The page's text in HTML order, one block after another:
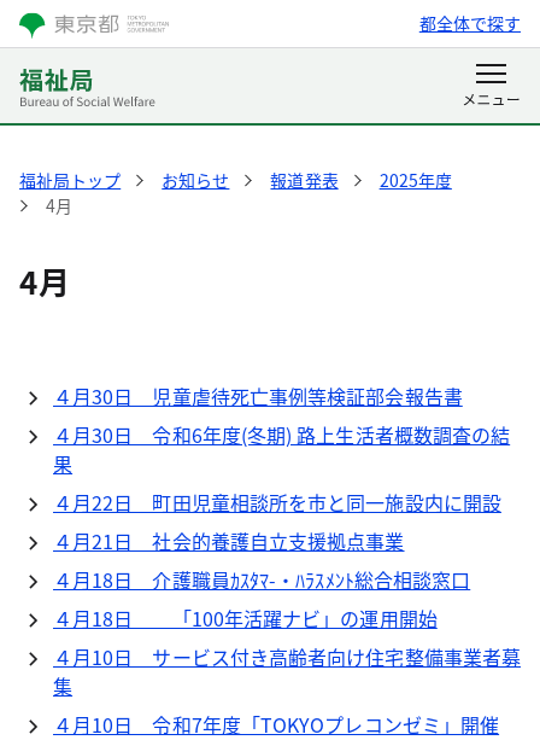
都全体で探す
福祉局トップ お知らせ 報道発表
2025年度
4月
4月
４月30日 児童虐待死亡事例等検証部会報告書
４月30日 令和6年度(冬期) 路上生活者概数調査の結
果
４月22日 町田児童相談所を市と同一施設内に開設
４月21日 社会的養護自立支援拠点事業
４月18日 介護職員ｶｽﾀﾏ-・ﾊﾗｽﾒﾝﾄ総合相談窓口
４月18日 「100年活躍ナビ」の運用開始
４月10日 サービス付き高齢者向け住宅整備事業者募
集
４月10日 令和7年度「TOKYOプレコンゼミ」開催